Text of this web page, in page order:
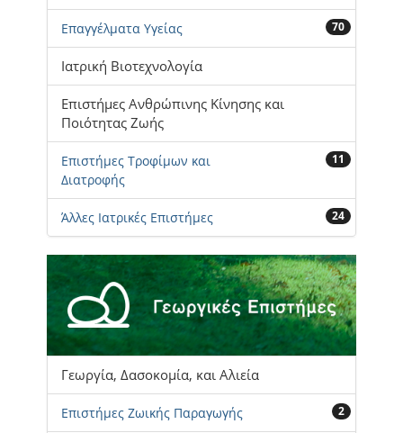
Επαγγέλματα Υγείας 70
Ιατρική Βιοτεχνολογία
Επιστήμες Ανθρώπινης Κίνησης και
Ποιότητας Ζωής
Επιστήμες Τροφίμων και
Διατροφής
11
Άλλες Ιατρικές Επιστήμες 24
Γεωργία, Δασοκομία, και Αλιεία
Επιστήμες Ζωικής Παραγωγής 2